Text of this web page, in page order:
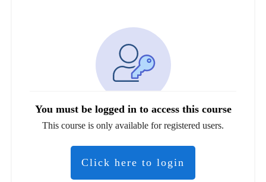
You must be logged in to access this course
This course is only available for registered users.
Click here to login